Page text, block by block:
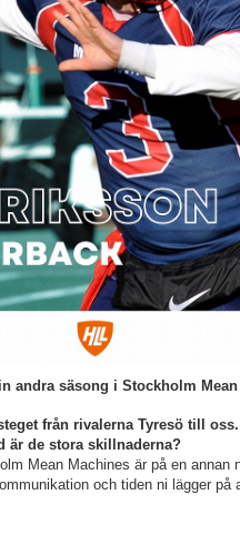
andra säsong i Stockholm
från rivalerna Tyresö till
är de stora skillnaderna?
Mean Machines är på en annan
och tiden ni lägger på